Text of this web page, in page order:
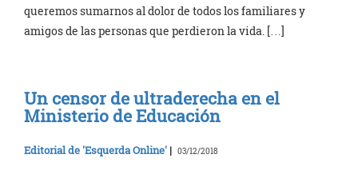
queremos sumarnos al dolor de todos los familiares y
amigos de las personas que perdieron la vida. […]
Un censor de ultraderecha en el
Ministerio de Educación
Editorial de 'Esquerda Online' | 03/12/2018